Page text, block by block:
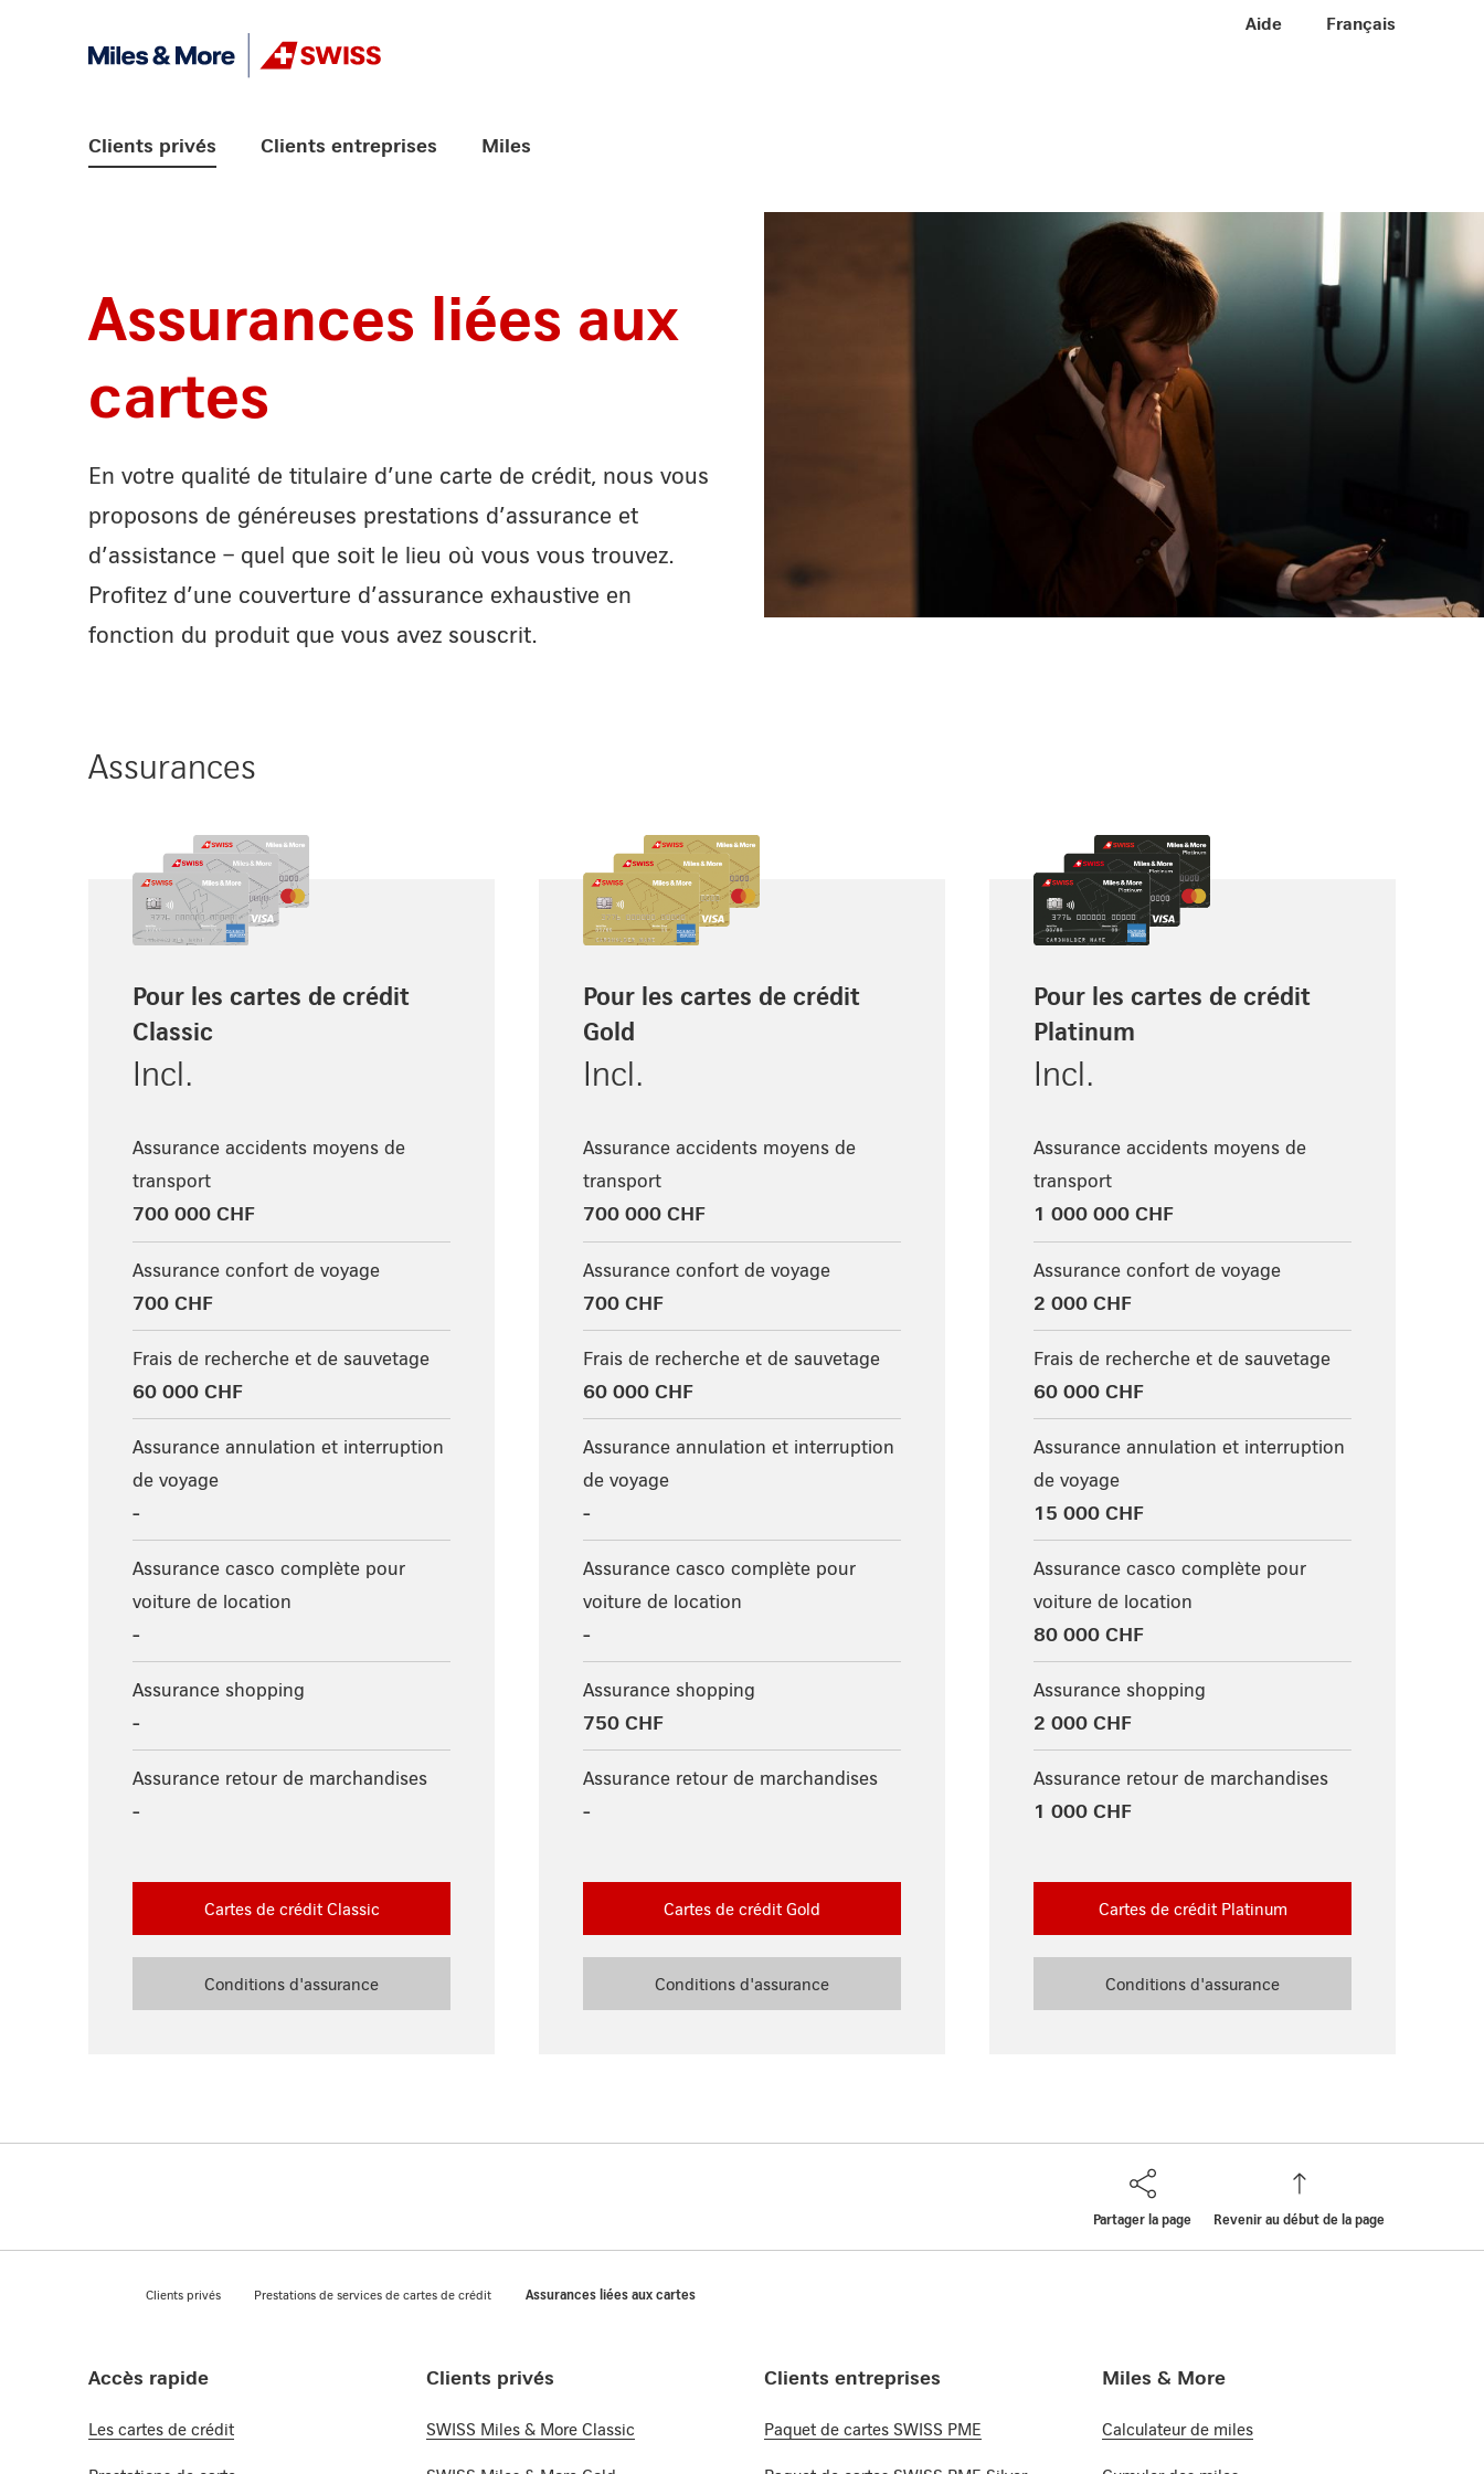
Logo
Aide FR
Français
Clients privés Clients entreprises Miles
Assurances liées aux
cartes
En votre qualité de titulaire d’une carte de crédit, nous vous
proposons de généreuses prestations d’assurance et
d’assistance – quel que soit le lieu où vous vous trouvez.
Profitez d’une couverture d’assurance exhaustive en
fonction du produit que vous avez souscrit.
Assurances
Pour les cartes de crédit
Classic
Incl.
Assurance accidents moyens de
transport
700 000 CHF
Assurance confort de voyage
700 CHF
Frais de recherche et de sauvetage
60 000 CHF
Assurance annulation et interruption
de voyage
-
Assurance casco complète pour
voiture de location
-
Assurance shopping
-
Assurance retour de marchandises
-
Cartes de crédit Classic
Conditions d'assurance
Pour les cartes de crédit
Gold
Incl.
Assurance accidents moyens de
transport
700 000 CHF
Assurance confort de voyage
700 CHF
Frais de recherche et de sauvetage
60 000 CHF
Assurance annulation et interruption
de voyage
-
Assurance casco complète pour
voiture de location
-
Assurance shopping
750 CHF
Assurance retour de marchandises
-
Cartes de crédit Gold
Conditions d'assurance
Pour les cartes de crédit
Platinum
Incl.
Assurance accidents moyens de
transport
1 000 000 CHF
Assurance confort de voyage
2 000 CHF
Frais de recherche et de sauvetage
60 000 CHF
Assurance annulation et interruption
de voyage
15 000 CHF
Assurance casco complète pour
voiture de location
80 000 CHF
Assurance shopping
2 000 CHF
Assurance retour de marchandises
1 000 CHF
Cartes de crédit Platinum
Conditions d'assurance
Partager la page Revenir au début de la page
Clients privés Prestations de services de cartes de crédit Assurances liées aux cartes
Footer Navigation
Accès rapide
Les cartes de crédit
Clients privés
SWISS Miles & More Classic
Clients entreprises
Paquet de cartes SWISS PME
Miles & More
Calculateur de miles